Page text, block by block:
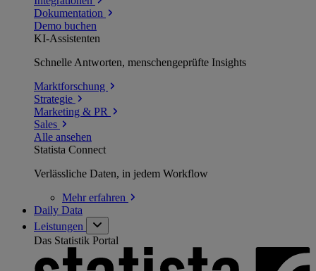
Dokumentation
Demo buchen
KI-Assistenten
Schnelle Antworten, menschengeprüfte Insights
Marktforschung
Strategie
Marketing & PR
Sales
Alle ansehen
Statista Connect
Verlässliche Daten, in jedem Workflow
Mehrerfahren
Daily Data
Leistungen
Das Statistik Portal